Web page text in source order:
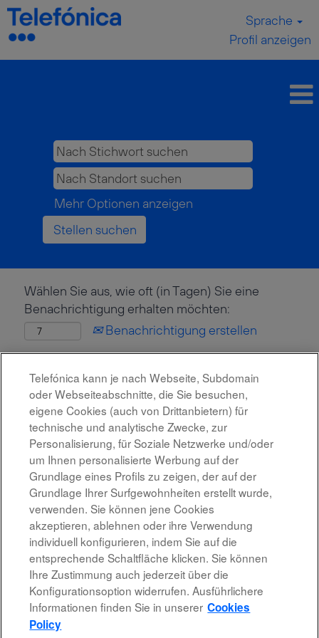
Sprache
Profil anzeigen
Mehr Optionen anzeigen
Wählen Sie aus, wie oft (in Tagen) Sie eine
Benachrichtigung erhalten möchten:
Benachrichtigung erstellen
Rechtshinweis
Barrierefreiheit
Datenschutzrichtlinien
Telefónica kann je nach Webseite, Subdomain
oder Webseiteabschnitte, die Sie besuchen,
eigene Cookies (auch von Drittanbietern) für
technische und analytische Zwecke, zur
Personalisierung, für Soziale Netzwerke und/oder
um Ihnen personalisierte Werbung auf der
Grundlage eines Profils zu zeigen, der auf der
Grundlage Ihrer Surfgewohnheiten erstellt wurde,
verwenden. Sie können jene Cookies
akzeptieren, ablehnen oder ihre Verwendung
individuell konfigurieren, indem Sie auf die
entsprechende Schaltfläche klicken. Sie können
Ihre Zustimmung auch jederzeit über die
Konfigurationsoption widerrufen. Ausführlichere
Informationen finden Sie in unserer Cookies
Policy